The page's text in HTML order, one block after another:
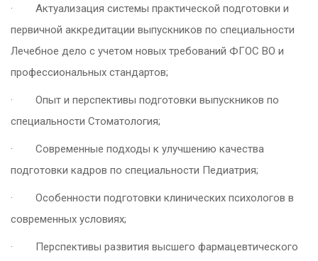
·
Актуализация системы практической подготовки и
первичной аккредитации выпускников по специальности
Лечебное дело с учетом новых требований ФГОС ВО и
профессиональных стандартов;
·
Опыт и перспективы подготовки выпускников по
специальности Стоматология;
·
Современные подходы к улучшению качества
подготовки кадров по специальности Педиатрия;
·
Особенности подготовки клинических психологов в
современных условиях;
·
Перспективы развития высшего фармацевтического